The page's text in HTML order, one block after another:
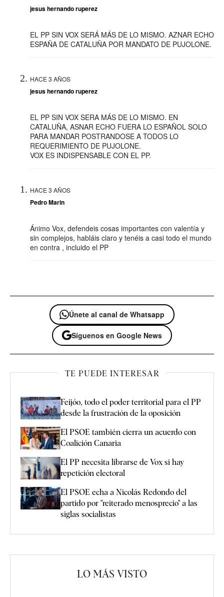
jesus hernando ruperez
EL PP SIN VOX SERÁ MÁS DE LO MISMO. AZNAR ECHO
ESPAÑA DE CATALUÑA POR MANDATO DE PUJOLONE.
HACE 3 AÑOS
jesus hernando ruperez
EL PP SIN VOX SERA MÁS DE LO MISMO. EN
CATALUÑA, ASNAR ECHO FUERA LO ESPAÑOL SOLO
PARA MANDAR POSTRANDOSE A TODOS LO
REQUERIMIENTO DE PUJOLONE.
VOX ES INDISPENSABLE CON EL PP.
HACE 3 AÑOS
Pedro Marin
Ánimo Vox, defendeis cosas importantes con valentía y
sin complejos, habláis claro y tenéis a casi todo el mundo
en contra , incluido el PP
Únete al canal de Whatsapp
Síguenos en Google News
TE PUEDE INTERESAR
Feijóo, todo el poder territorial para el PP
desde la frustración de la oposición
El PSOE también cierra un acuerdo con
Coalición Canaria
El PP necesita librarse de Vox si hay
repetición electoral
El PSOE echa a Nicolás Redondo del
partido por "reiterado menosprecio" a las
siglas socialistas
LO MÁS VISTO